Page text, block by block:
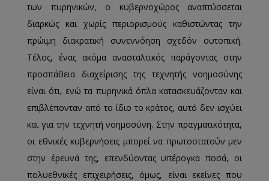
των πυρηνικών, ο κυβερνοχώρος αναπτύσσεται
διαρκώς και χωρίς περιορισμούς καθιστώντας την
πρώιμη διακρατική συνεννόηση σχεδόν ουτοπική.
Τέλος, ένας ακόμα ανασταλτικός παράγοντας στην
προσπάθεια διαχείρισης της τεχνητής νοημοσύνης
είναι ότι, ενώ τα πυρηνικά όπλα κατασκευάζονταν και
επιβλέπονταν από το ίδιο το κράτος, αυτό δεν ισχύει
και για την τεχνητή νοημοσύνη. Στην πραγματικότητα,
οι εθνικές κυβερνήσεις μπορεί να πρωτοστατούν μεν
στην έρευνά της, επενδύοντας υπέρογκα ποσά, οι
πολυεθνικές επιχειρήσεις, όμως, είναι εκείνες που